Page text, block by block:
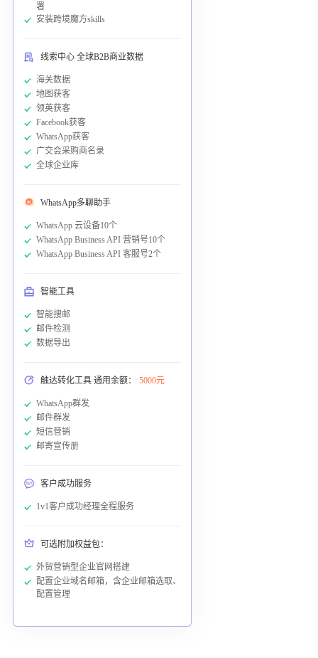
署
安装跨境魔方skills
线索中心 全球B2B商业数据
海关数据
地图获客
领英获客
Facebook获客
WhatsApp获客
广交会采购商名录
全球企业库
WhatsApp多聊助手
WhatsApp 云设备10个
WhatsApp Business API 营销号10个
WhatsApp Business API 客服号2个
智能工具
智能搜邮
邮件检测
数据导出
触达转化工具 通用余额： 5000元
WhatsApp群发
邮件群发
短信营销
邮寄宣传册
客户成功服务
1v1客户成功经理全程服务
可选附加权益包：
外贸营销型企业官网搭建
配置企业域名邮箱，含企业邮箱选取、
配置管理